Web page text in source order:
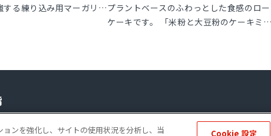
する練り込み用マーガリンプラントベースのふわっとした食感のロ
ケーキです。 「米粉と大豆粉のケーキミッ
ソーシャルメディアポリシー 免責事項
ンを強化し、サイトの使用状況を分析し、当
Cookie 設定